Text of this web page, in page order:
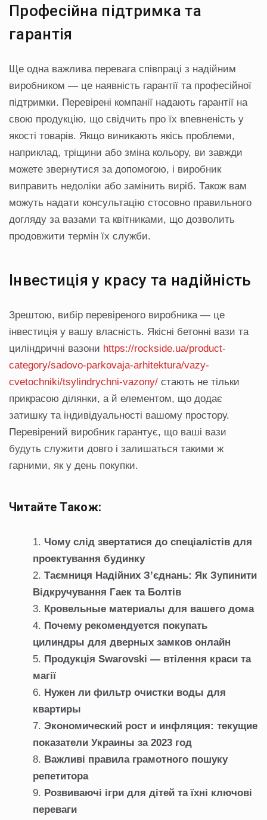
Професійна підтримка та
гарантія
Ще одна важлива перевага співпраці з надійним
виробником — це наявність гарантії та професійної
підтримки. Перевірені компанії надають гарантії на
свою продукцію, що свідчить про їх впевненість у
якості товарів. Якщо виникають якісь проблеми,
наприклад, тріщини або зміна кольору, ви завжди
можете звернутися за допомогою, і виробник
виправить недоліки або замінить виріб. Також вам
можуть надати консультацію стосовно правильного
догляду за вазами та квітниками, що дозволить
продовжити термін їх служби.
Інвестиція у красу та надійність
Зрештою, вибір перевіреного виробника — це
інвестиція у вашу власність. Якісні бетонні вази та
циліндричні вазони https://rockside.ua/product-
category/sadovo-parkovaja-arhitektura/vazy-
cvetochniki/tsylindrychni-vazony/ стають не тільки
прикрасою ділянки, а й елементом, що додає
затишку та індивідуальності вашому простору.
Перевірений виробник гарантує, що ваші вази
будуть служити довго і залишаться такими ж
гарними, як у день покупки.
Читайте Також:
Чому слід звертатися до спеціалістів для
проектування будинку
Таємниця Надійних З’єднань: Як Зупинити
Відкручування Гаек та Болтів
Кровельные материалы для вашего дома
Почему рекомендуется покупать
цилиндры для дверных замков онлайн
Продукція Swarovski — втілення краси та
магії
Нужен ли фильтр очистки воды для
квартиры
Экономический рост и инфляция: текущие
показатели Украины за 2023 год
Важливі правила грамотного пошуку
репетитора
Розвиваючі ігри для дітей та їхні ключові
переваги